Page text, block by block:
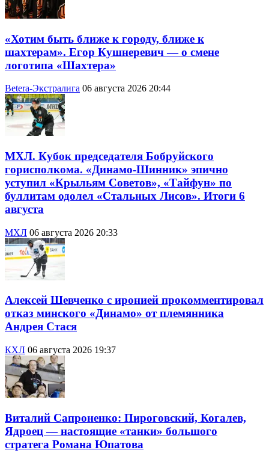
«Хотим быть ближе к городу, ближе к
шахтерам». Егор Кушнеревич — о смене
логотипа «Шахтера»
Betera-Экстралига 06 августа 2026 20:44
МХЛ. Кубок председателя Бобруйского
горисполкома. «Динамо-Шинник» эпично
уступил «Крыльям Советов», «Тайфун» по
буллитам одолел «Стальных Лисов». Итоги 6
августа
МХЛ 06 августа 2026 20:33
Алексей Шевченко с иронией прокомментировал
отказ минского «Динамо» от племянника
Андрея Стася
КХЛ 06 августа 2026 19:37
Виталий Сапроненко: Пироговский, Когалев,
Ядроец — настоящие «танки» большого
стратега Романа Юпатова